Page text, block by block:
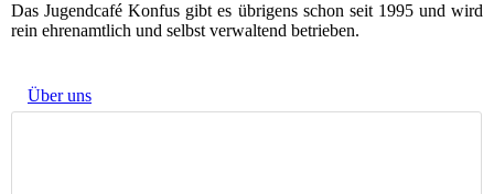
Das Jugendcafé Konfus gibt es übrigens schon seit 1995 und wird
rein ehrenamtlich und selbst verwaltend betrieben.
Über uns